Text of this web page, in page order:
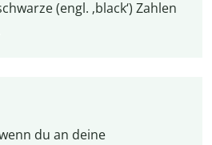
(engl. ‚black‘) Zahlen
du an deine